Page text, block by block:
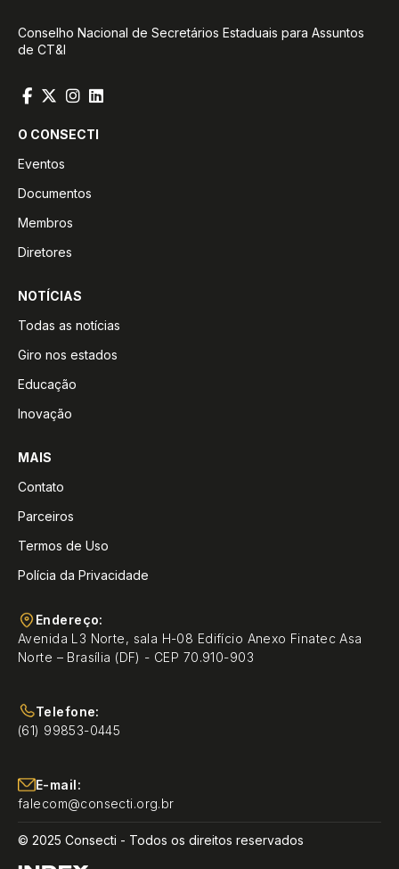
Conselho Nacional de Secretários Estaduais para Assuntos
de CT&I
O CONSECTI
Eventos
Documentos
Membros
Diretores
NOTÍCIAS
Todas as notícias
Giro nos estados
Educação
Inovação
MAIS
Contato
Parceiros
Termos de Uso
Polícia da Privacidade
Endereço:
Avenida L3 Norte, sala H-08 Edifício Anexo Finatec Asa
Norte – Brasília (DF) - CEP 70.910-903
Telefone:
(61) 99853-0445
E-mail:
falecom@consecti.org.br
© 2025 Consecti - Todos os direitos reservados